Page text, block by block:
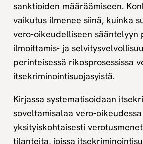
sanktioiden määräämiseen.
vaikutus ilmenee siinä, kuinka
vero-oikeudelliseen sääntelyyn
ilmoittamis- ja
perinteisessä rikosprosessissa
itsekriminointisuojasyistä.
Kirjassa systematisoidaan
soveltamisalaa vero-
yksityiskohtaisesti
tilanteita, joissa